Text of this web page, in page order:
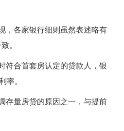
，各家银行细则虽然表述略有
。
符合首套房认定的贷款人，银
率。
存量房贷的原因之一，与提前